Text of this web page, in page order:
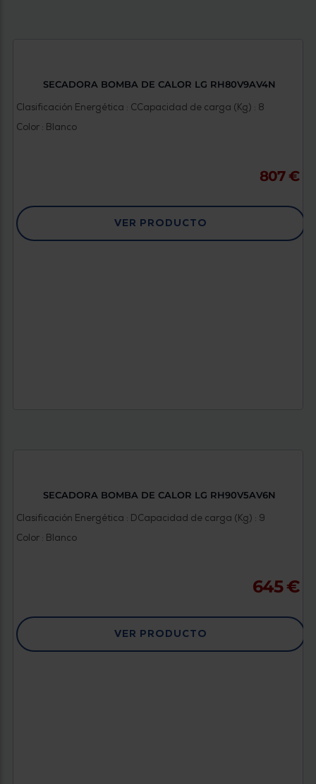
SECADORA BOMBA DE CALOR LG RH80V9AV4N
Clasificación Energética : CCapacidad de carga (Kg) : 8
Color : Blanco
807 €
VER PRODUCTO
SECADORA BOMBA DE CALOR LG RH90V5AV6N
Clasificación Energética : DCapacidad de carga (Kg) : 9
Color : Blanco
645 €
VER PRODUCTO